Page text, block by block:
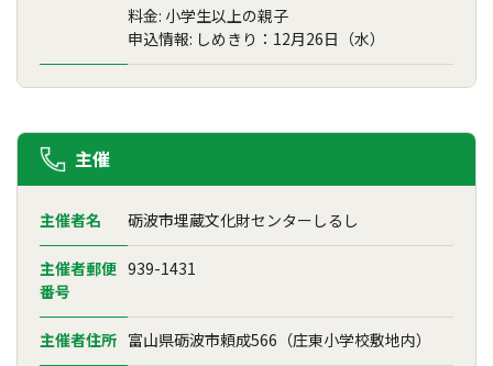
料金: 小学生以上の親子
申込情報: しめきり：12月26日（水）
主催
主催者名 砺波市埋蔵文化財センターしるし
主催者郵便
番号
939-1431
主催者住所 富山県砺波市頼成566（庄東小学校敷地内）